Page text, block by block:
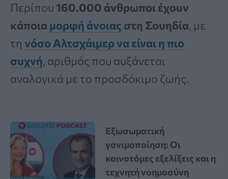
Περίπου 160.000 άνθρωποι έχουν
κάποια μορφή άνοιας στη Σουηδία, με
τη νόσο Αλτσχάιμερ να είναι η πιο
συχνή, αριθμός που αυξάνεται
αναλογικά με το προσδόκιμο ζωής.
Εξωσωματική
γονιμοποίηση: Οι
καινοτόμες εξελίξεις και η
τεχνητή νοημοσύνη